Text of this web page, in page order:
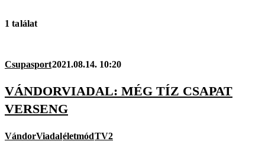
1 találat
Csupasport2021.08.14. 10:20
VÁNDORVIADAL: MÉG TÍZ CSAPAT
VERSENG
VándorViadaléletmódTV2